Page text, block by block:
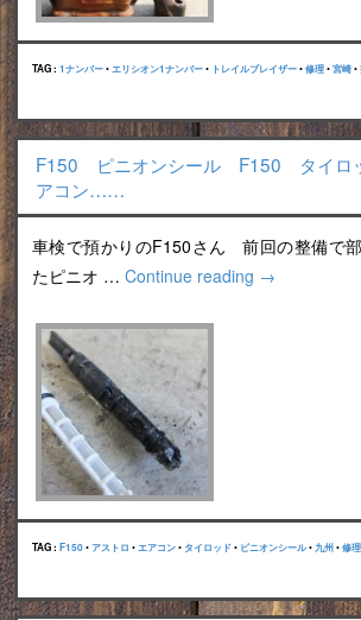
TAG : 1ナンバー•エリシオン1ナンバー• トレイルブレイザー•修理•宮崎•
F150 ピニオンシール F150 タイ
アコン……
車検で預かりのF150さん 前回の整備で
たピニオ … Continue reading →
TAG : F150•アストロ •エアコン• タイロッド• ピニオンシール•九州•修理